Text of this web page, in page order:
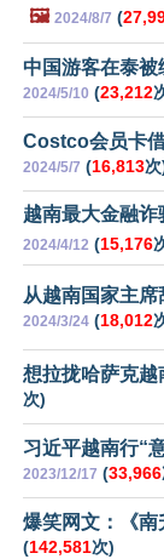
🖼️ 2024/8/7 (
中国游客在泰被
2024/5/10 (23,212
Costco会员卡
2024/5/7 (16,813次
越南最大金融
2024/4/12 (15,176
从越南国家主
2024/3/24 (18,012
想拉拢哈萨克
次)
习近平越南行“
2023/12/17 (33,966
爆笑网文：《南
(142,581次)